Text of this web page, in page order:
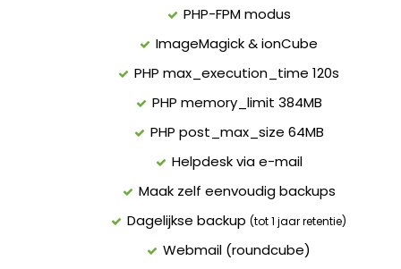
PHP-FPM modus
ImageMagick & ionCube
PHP max_execution_time 120s
PHP memory_limit 384MB
PHP post_max_size 64MB
Helpdesk via e-mail
Maak zelf eenvoudig backups
Dagelijkse backup(tot 1 jaar retentie)
Webmail (roundcube)